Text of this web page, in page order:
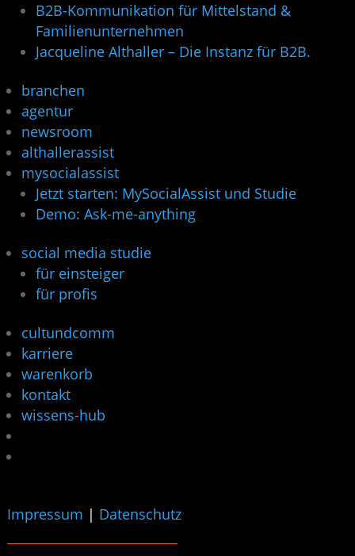
B2B-Kommunikation für Mittelstand &
Familienunternehmen
Jacqueline Althaller – Die Instanz für B2B.
branchen
agentur
newsroom
althallerassist
mysocialassist
Jetzt starten: MySocialAssist und Studie
Demo: Ask-me-anything
social media studie
für einsteiger
für profis
cultundcomm
karriere
warenkorb
kontakt
wissens-hub
Impressum | Datenschutz